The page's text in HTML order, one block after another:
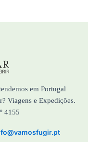
em Portugal
Viagens e Expedições.
4155